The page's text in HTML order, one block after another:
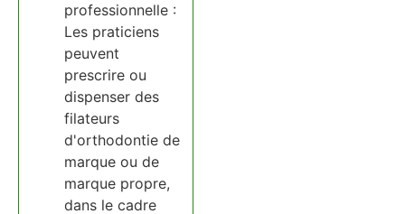
professionnelle :
Les praticiens
peuvent
prescrire ou
dispenser des
filateurs
d'orthodontie de
marque ou de
marque propre,
dans le cadre